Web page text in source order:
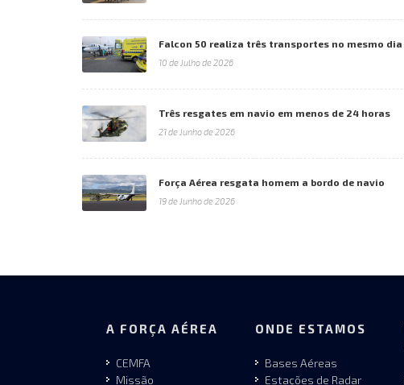
Falcon 50 realiza três transportes no mesmo dia
10 de Julho de 2026
Três resgates em navio em menos de 24 horas
21 de Junho de 2026
Força Aérea resgata homem a bordo de navio
19 de Junho de 2026
A FORÇA AÉREA
CEMFA
Missão
ONDE ESTAMOS
Bases Aéreas
Estações de Radar